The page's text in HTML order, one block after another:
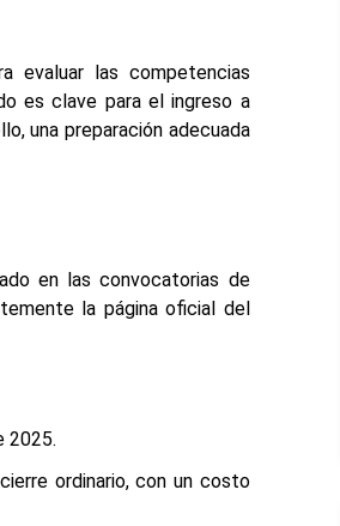
evaluar las competencias
es clave para el ingreso a
una preparación adecuada
en las convocatorias de
la página oficial del
2025.
ordinario, con un costo